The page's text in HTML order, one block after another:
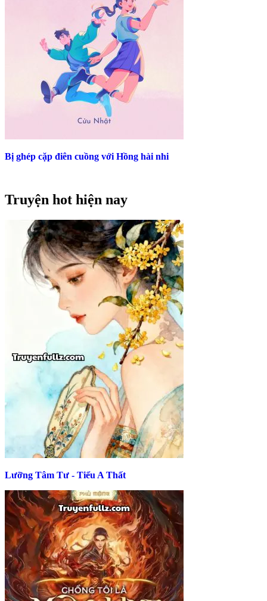
Bị ghép cặp điên cuồng với Hồng hài nhi
Truyện hot hiện nay
Lưỡng Tâm Tư - Tiểu A Thất